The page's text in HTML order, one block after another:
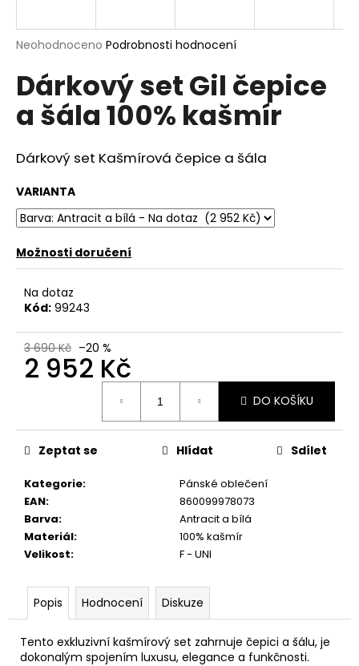
Průměrné
produktu
je
z
hvězdiček.
Neohodnoceno Podrobnosti hodnocení
Dárkový set Gil čepice
a šála 100% kašmír
Dárkový set Kašmírová čepice a šála
VARIANTA
Možnosti doručení
Na dotaz
Kód: 99243
3 690 Kč –20 %
2 952 Kč
DO KOŠÍKU
Kategorie:
Pánské oblečení
EAN:
860099978073
Barva:
Antracit a bílá
Materiál:
100% kašmír
Velikost: F - UNI
Zeptat se Hlídat Sdílet
Popis Hodnocení Diskuze
Tento exkluzivní kašmírový set zahrnuje čepici a šálu, je
dokonalým spojením luxusu, elegance a funkčnosti.
j
t
?
D
o
p
o
r
u
u
m
e